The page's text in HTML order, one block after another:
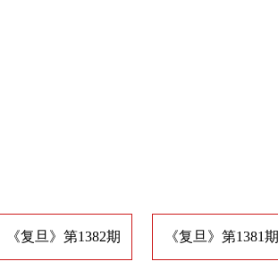
《复旦》第1382期 《复旦》第1381期